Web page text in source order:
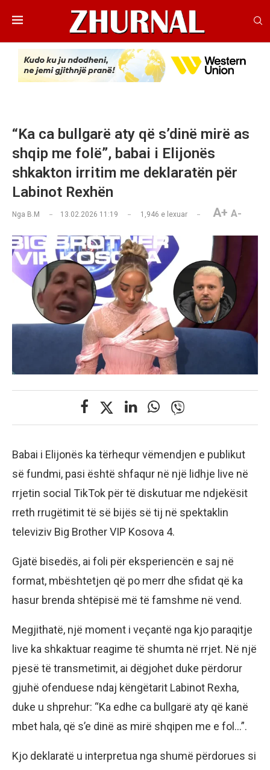
“Ka ca bullgarë aty që s’dinë mirë as
shqip me folë”, babai i Elijonës
shkakton irritim me deklaratën për
Labinot Rexhën
Nga B.M 13.02.2026 11:19 1,946 e lexuar A+ A-
Babai i Elijonës ka tërhequr vëmendjen e publikut
së fundmi, pasi është shfaqur në një lidhje live në
rrjetin social TikTok për të diskutuar me ndjekësit
rreth rrugëtimit të së bijës së tij në spektaklin
televiziv Big Brother VIP Kosova 4.
Gjatë bisedës, ai foli për eksperiencën e saj në
format, mbështetjen që po merr dhe sfidat që ka
hasur brenda shtëpisë më të famshme në vend.
Megjithatë, një moment i veçantë nga kjo paraqitje
live ka shkaktuar reagime të shumta në rrjet. Në një
pjesë të transmetimit, ai dëgjohet duke përdorur
gjuhë ofenduese ndaj këngëtarit Labinot Rexha,
duke u shprehur: “Ka edhe ca bullgarë aty që kanë
mbet hala, që s’e dinë as mirë shqipen me e fol…”.
Kjo deklaratë u interpretua nga shumë përdorues si